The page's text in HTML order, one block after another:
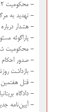
- محکومیت ۱۲ سال زندان برای روزنامه‌نگار روس
- تهدید به
- هشدار
- پاراگوئه
- محکومیت
- صدور احکام
- بازداشت
- قتل هفتمین
- دادگاه
- آیین‌نامه